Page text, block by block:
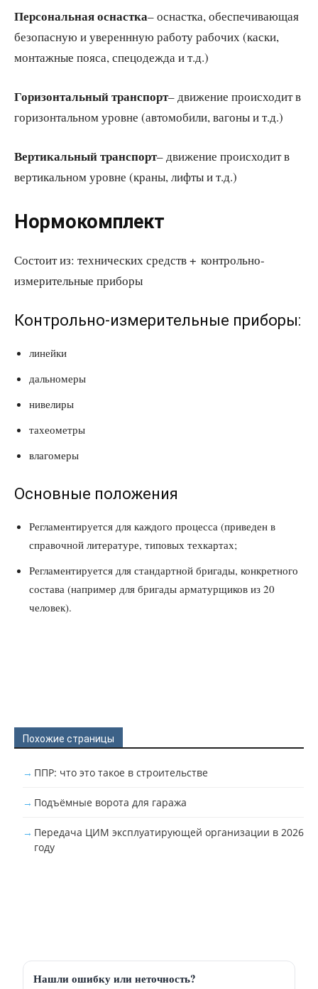
Персональная оснастка– оснастка, обеспечивающая
безопасную и увереннную работу рабочих (каски,
монтажные пояса, спецодежда и т.д.)
Горизонтальный транспорт– движение происходит в
горизонтальном уровне (автомобили, вагоны и т.д.)
Вертикальный транспорт– движение происходит в
вертикальном уровне (краны, лифты и т.д.)
Нормокомплект
Состоит из: технических средств + контрольно-
измерительные приборы
Контрольно-измерительные приборы:
линейки
дальномеры
нивелиры
тахеометры
влагомеры
Основные положения
Регламентируется для каждого процесса (приведен в
справочной литературе, типовых техкартах;
Регламентируется для стандартной бригады, конкретного
состава (например для бригады арматурщиков из 20
человек).
Похожие страницы
ППР: что это такое в строительстве
Подъёмные ворота для гаража
Передача ЦИМ эксплуатирующей организации в 2026
году
Нашли ошибку или неточность?